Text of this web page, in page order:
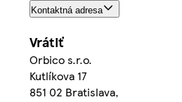
Kontaktná adresa
Vrátiť
Orbico s.r.o.
Kutlíkova 17
851 02 Bratislava,